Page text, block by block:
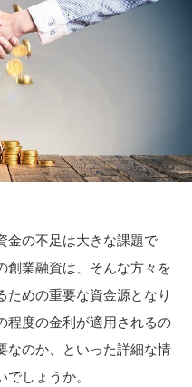
金の不足は大きな課題で
創業融資は、そんな方々を
ための重要な資金源となり
程度の金利が適用されるの
なのか、といった詳細な情
しょうか。